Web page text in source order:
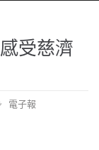
受慈濟
電子報